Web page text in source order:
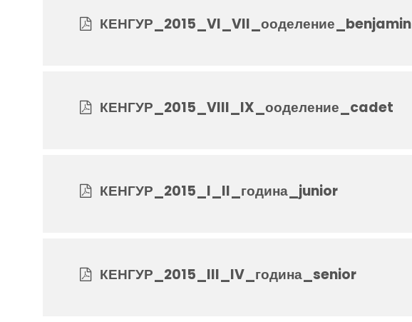
КЕНГУР_2015_VI_VII_ооделение_benjamin
КЕНГУР_2015_VIII_IX_ооделение_cadet
КЕНГУР_2015_I_II_година_junior
КЕНГУР_2015_III_IV_година_senior